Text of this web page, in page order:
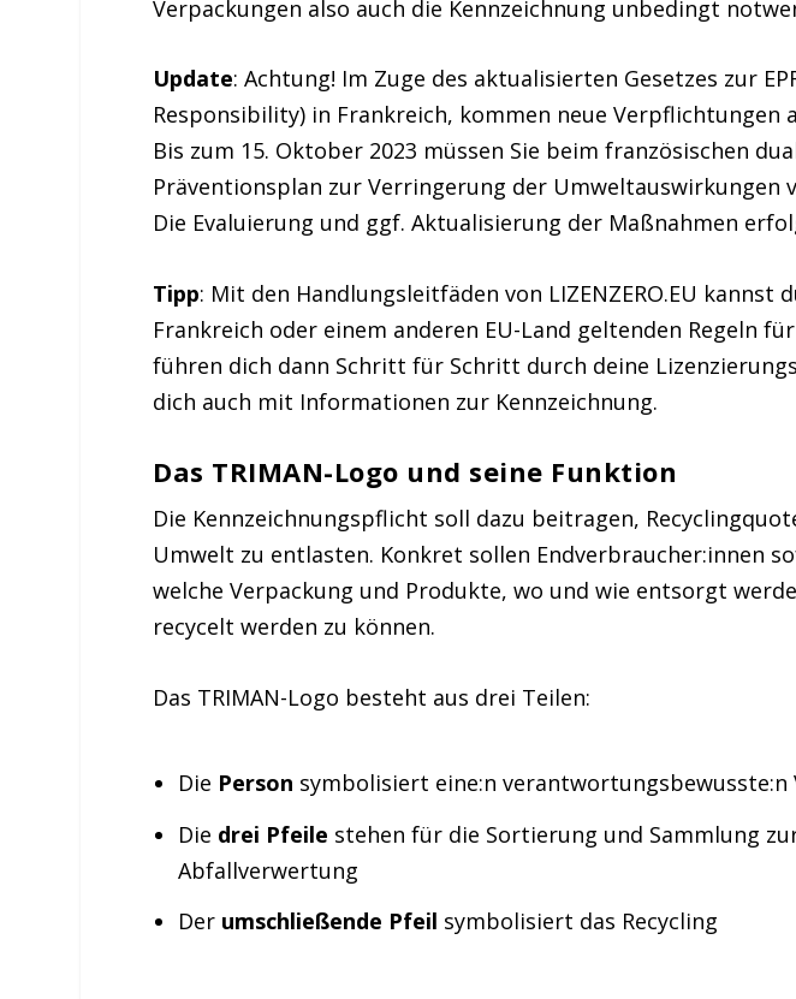
Verpackungen also auch die Kennzeichnung unbedingt
Update: Achtung! Im Zuge des aktualisierten Gesetzes zur
Responsibility) in Frankreich, kommen neue Verpflichtungen
Bis zum 15. Oktober 2023 müssen Sie beim französischen
Präventionsplan zur Verringerung der Umweltauswirkungen
Die Evaluierung und ggf. Aktualisierung der Maßnahmen
Tipp: Mit den Handlungsleitfäden von LIZENZERO.EU kannst
Frankreich oder einem anderen EU-Land geltenden Regeln
führen dich dann Schritt für Schritt durch deine
dich auch mit Informationen zur Kennzeichnung.
Das TRIMAN-Logo und seine Funktion
Die Kennzeichnungspflicht soll dazu beitragen,
Umwelt zu entlasten. Konkret sollen Endverbraucher:innen
welche Verpackung und Produkte, wo und wie entsorgt
recycelt werden zu können.
Das TRIMAN-Logo besteht aus drei Teilen:
Die Person symbolisiert eine:n verantwortungsbewusste:n
Die drei Pfeile stehen für die Sortierung und Sammlung
Abfallverwertung
Derumschließende Pfeil symbolisiert das Recycling